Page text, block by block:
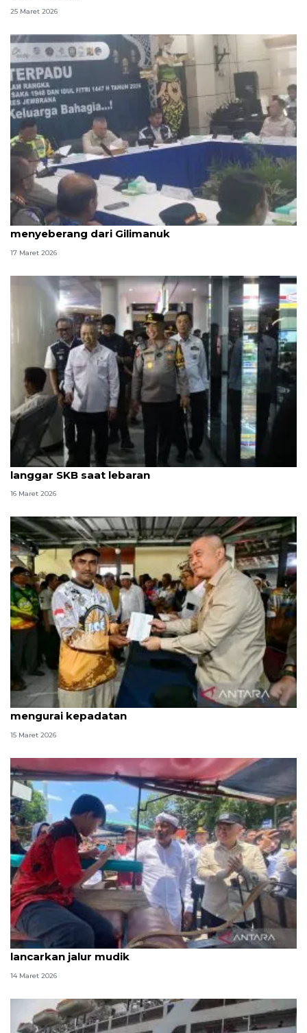
25 Maret 2026
Menhub: Kendaraan penumpang prioritas
menyeberang dari Gilimanuk
17 Maret 2026
Menhub tidak akan biarkan angkutan barang
langgar SKB saat lebaran
16 Maret 2026
Menhub minta pemudik manfaatkan WFA demi
mengurai kepadatan
15 Maret 2026
Menhub sebut larangan delman beroperasi bantu
lancarkan jalur mudik
14 Maret 2026